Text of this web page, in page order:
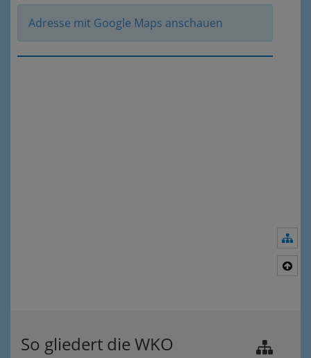
Adresse mit Google Maps anschauen
So gliedert die WKO